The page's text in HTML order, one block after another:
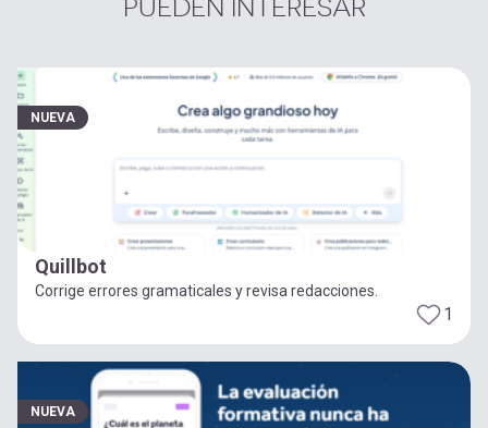
PUEDEN INTERESAR
Quillbot
NUEVA
Corrige errores gramaticales y revisa redacciones.
1
NUEVA